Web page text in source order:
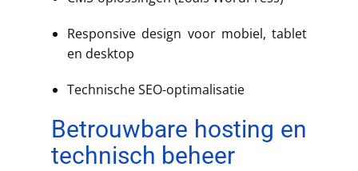
Responsive design voor mobiel, tablet
en desktop
Technische SEO-optimalisatie
Betrouwbare hosting en
technisch beheer